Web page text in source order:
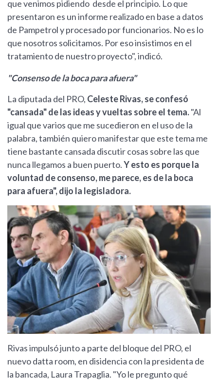
que venimos pidiendo desde el principio. Lo que
presentaron es un informe realizado en base a datos
de Pampetrol y procesado por funcionarios. No es lo
que nosotros solicitamos. Por eso insistimos en el
tratamiento de nuestro proyecto", indicó.
"Consenso de la boca para afuera"
La diputada del PRO, Celeste Rivas, se confesó
"cansada" de las ideas y vueltas sobre el tema."Al
igual que varios que me sucedieron en el uso de la
palabra, también quiero manifestar que este tema me
tiene bastante cansada discutir cosas sobre las que
nunca llegamos a buen puerto.Y esto es porque la
voluntad de consenso, me parece, es de la boca
para afuera", dijo la legisladora.
Rivas impulsó junto a parte del bloque del PRO, el
nuevo datta room, en disidencia con la presidenta de
la bancada, Laura Trapaglia. "Yo le pregunto qué